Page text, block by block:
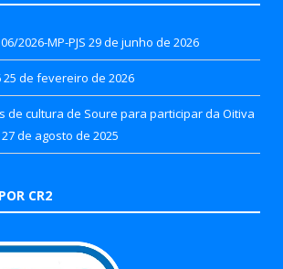
2026-MP-PJS 29 de junho de 2026
25 de fevereiro de 2026
de cultura de Soure para participar da Oitiva
27 de agosto de 2025
CR2